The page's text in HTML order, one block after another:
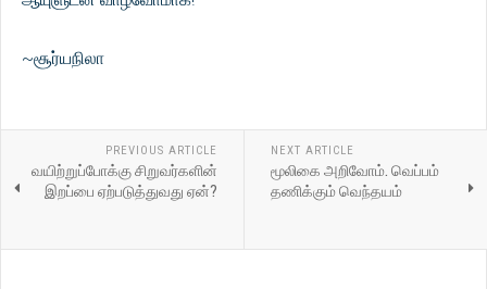
~சூர்யநிலா
PREVIOUS ARTICLE
வயிற்றுப்போக்கு சிறுவர்களின்
இறப்பை ஏற்படுத்துவது ஏன்?
NEXT ARTICLE
மூலிகை அறிவோம். வெப்பம்
தணிக்கும் வெந்தயம்